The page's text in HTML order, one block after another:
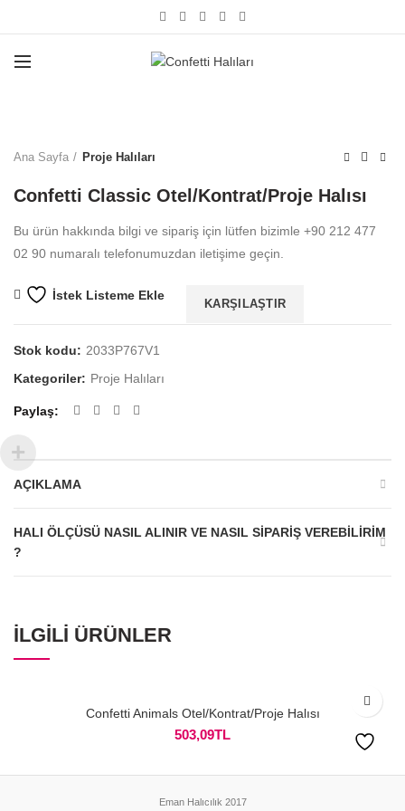
Ana Sayfa Proje Halıları
Confetti Classic Otel/Kontrat/Proje Halısı
Bu ürün hakkında bilgi ve sipariş için lütfen bizimle +90 212 477
02 90 numaralı telefonumuzdan iletişime geçin.
İstek Listeme Ekle
KARŞILAŞTIR
Stok kodu: 2033P767V1
Kategoriler: Proje Halıları
Paylaş
AÇIKLAMA
HALI ÖLÇÜSÜ NASIL ALINIR VE NASIL SIPARIŞ VEREBILIRIM
?
İLGILI ÜRÜNLER
Confetti Animals Otel/Kontrat/Proje Halısı
503,09TL
Eman Halıcılık 2017